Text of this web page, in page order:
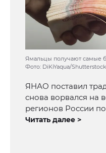
Ямальцы получают самые
Фото: DiKiYaqua/
ЯНАО поставил
снова ворвался на
регионов России
Читать далее >